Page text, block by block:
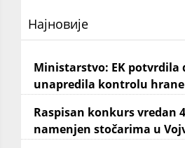
Најновије
Ministarstvo: EK potvrdila
unapredila kontrolu
Raspisan konkurs vredan
namenjen stočarima u